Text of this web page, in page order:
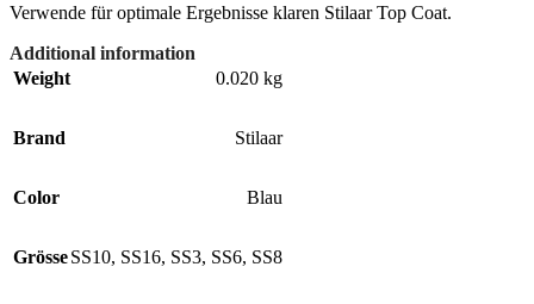
Verwende für optimale Ergebnisse klaren Stilaar Top Coat.
Additional information
Weight
0.020 kg
Brand Stilaar
Color Blau
GrösseSS10, SS16, SS3, SS6, SS8